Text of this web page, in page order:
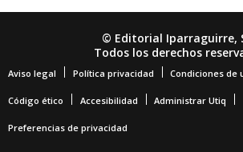
© Editorial Iparraguirre,
Todos los derechos
Aviso legal Política privacidad Condiciones de
Código ético Accesibilidad Administrar Utiq
Preferencias de privacidad